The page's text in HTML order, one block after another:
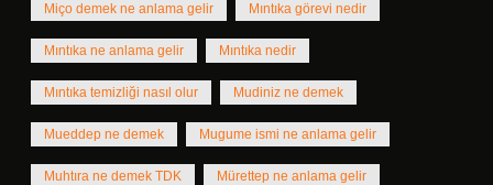
Miço demek ne anlama gelir Mıntıka görevi nedir
Mıntıka ne anlama gelir Mıntıka nedir
Mıntıka temizliği nasıl olur Mudiniz ne demek
Mueddep ne demek Mugume ismi ne anlama gelir
Muhtıra ne demek TDK Mürettep ne anlama gelir